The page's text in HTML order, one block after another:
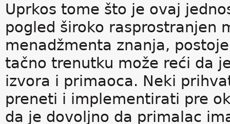
Uprkos tome što je ovaj
pogled široko rasprostranjen
menadžmenta znanja,
tačno trenutku može reći da
izvora i primaoca. Neki
preneti i implementirati pre
da je dovoljno da primalac